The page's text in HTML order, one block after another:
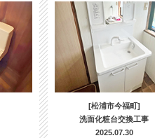
[松浦市今福町]
洗面化粧台交換工事
2025.07.30